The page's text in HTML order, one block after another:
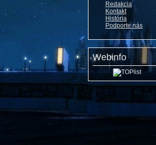
Redakcia
Kontakt
História
Podporte nás
Webinfo